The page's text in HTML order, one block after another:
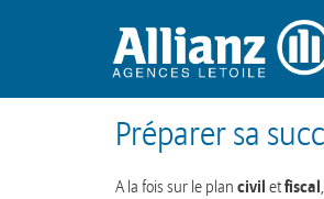
Préparer sa
A la fois sur le plan civil etfiscal,